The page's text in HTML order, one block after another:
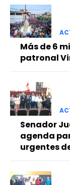
Más de 6
patronal
Senador
agenda
urgentes